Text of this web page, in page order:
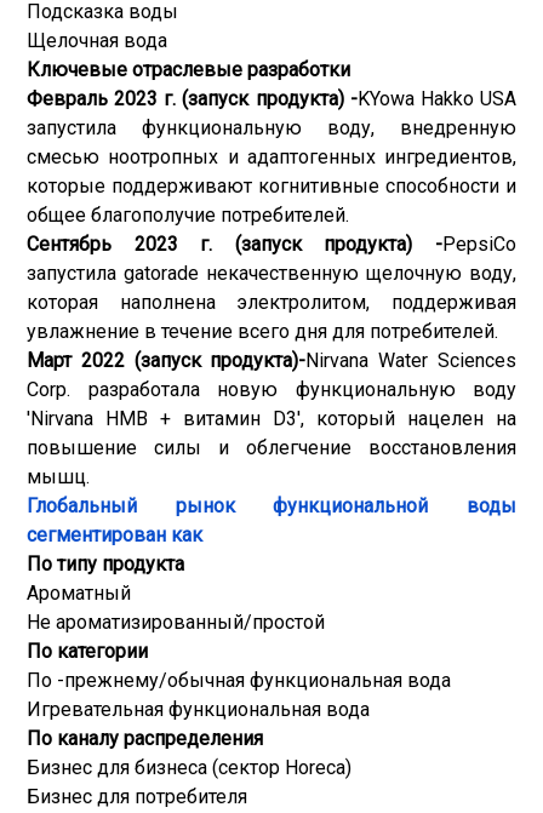
Подсказка воды
Щелочная вода
Ключевые отраслевые разработки
Февраль 2023 г. (запуск продукта) -KYowa Hakko USA
запустила функциональную воду, внедренную
смесью ноотропных и адаптогенных ингредиентов,
которые поддерживают когнитивные способности и
общее благополучие потребителей.
Сентябрь 2023 г. (запуск продукта) -PepsiCo
запустила gatorade некачественную щелочную воду,
которая наполнена электролитом, поддерживая
увлажнение в течение всего дня для потребителей.
Март 2022 (запуск продукта)-Nirvana Water Sciences
Corp. разработала новую функциональную воду
'Nirvana HMB + витамин D3', который нацелен на
повышение силы и облегчение восстановления
мышц.
Глобальный рынок функциональной воды
сегментирован как
По типу продукта
Ароматный
Не ароматизированный/простой
По категории
По -прежнему/обычная функциональная вода
Игревательная функциональная вода
По каналу распределения
Бизнес для бизнеса (сектор Horeca)
Бизнес для потребителя